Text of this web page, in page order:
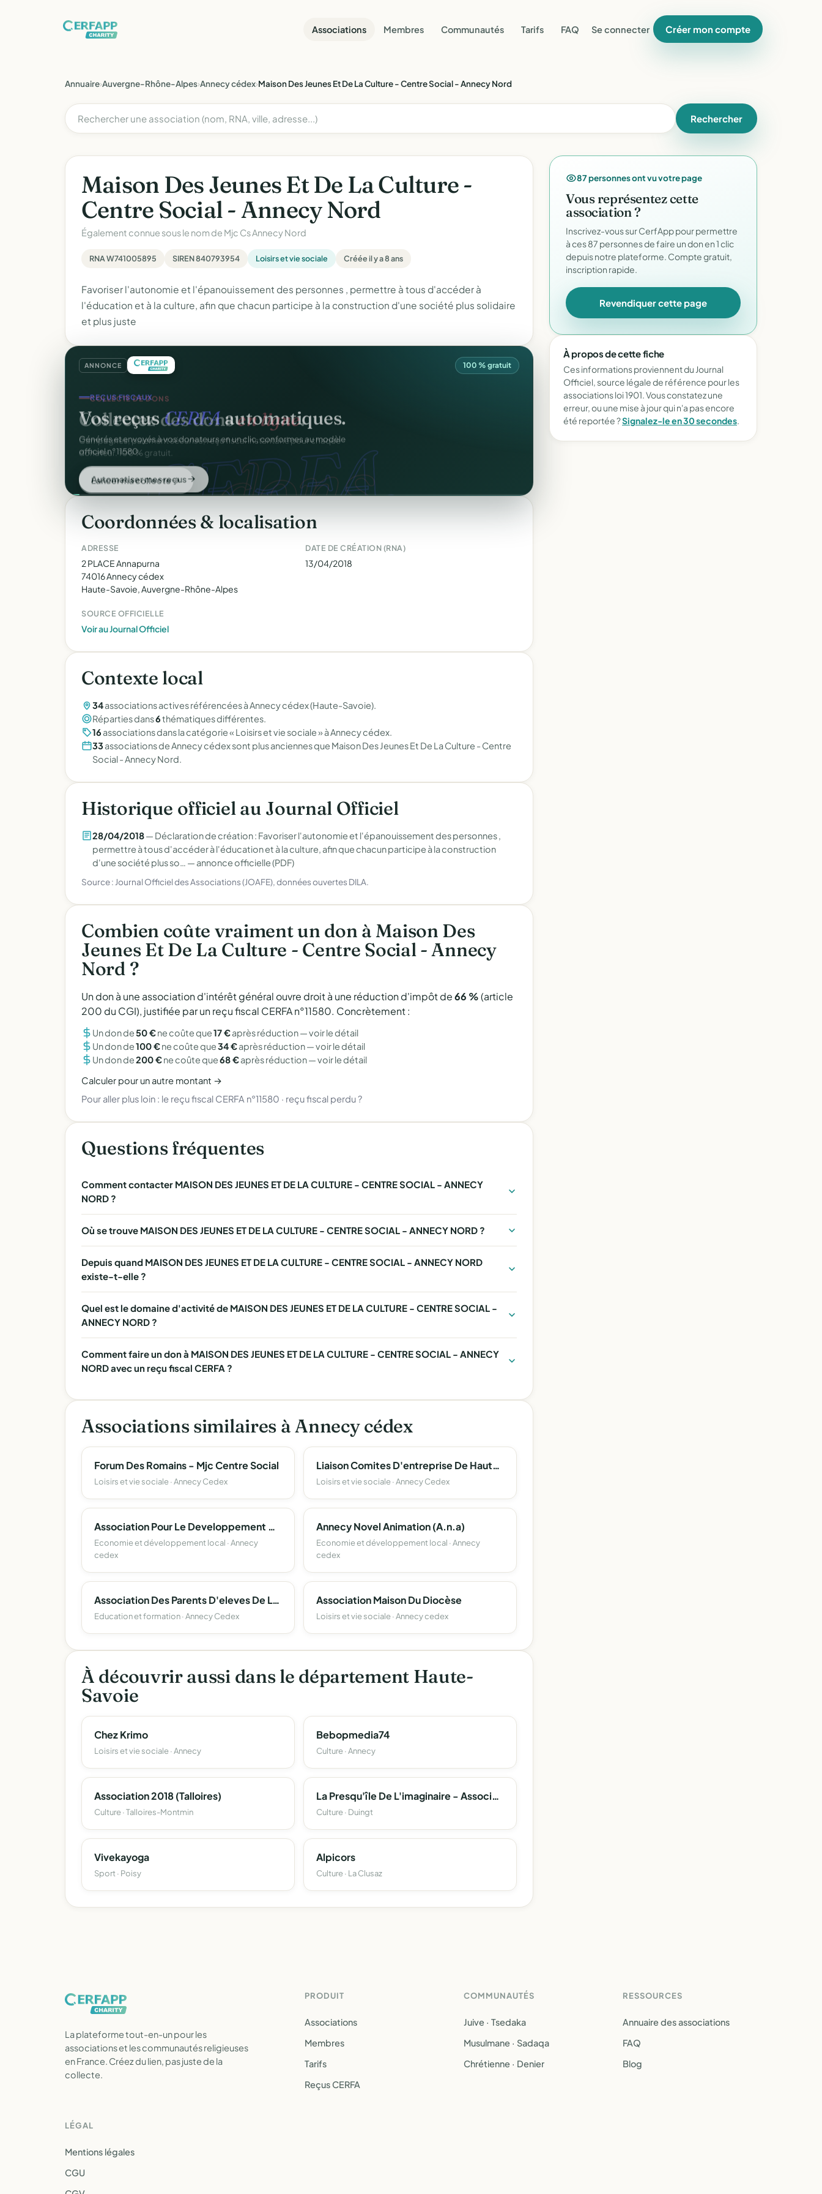
Associations Membres Communautés Tarifs FAQ Se connecter Créer mon compte
Annuaire›Auvergne-Rhône-Alpes›Annecy cédex›Maison Des Jeunes Et De La Culture - Centre Social - Annecy Nord
Rechercher
Maison Des Jeunes Et De La Culture -
Centre Social - Annecy Nord
Également connue sous le nom de Mjc Cs Annecy Nord
RNA W741005895 SIREN 840793954 Loisirs et vie sociale Créée il y a 8 ans
Favoriser l'autonomie et l'épanouissement des personnes , permettre à tous d'accéder à
l'éducation et à la culture, afin que chacun participe à la construction d'une société plus solidaire
et plus juste
ANNONCE 100 % gratuit
CERFA.
REÇUS FISCAUX
Vos reçusCERFAautomatiques.
Générés et envoyés à vos donateurs en un clic, conformes au modèle
officiel n°11580.
Automatiser mes reçus
Coordonnées & localisation
ADRESSE
2 PLACE Annapurna
74016 Annecy cédex
Haute-Savoie, Auvergne-Rhône-Alpes
DATE DE CRÉATION (RNA)
13/04/2018
SOURCE OFFICIELLE
Voir au Journal Officiel
Contexte local
34associations actives référencées à Annecy cédex (Haute-Savoie).
Réparties dans6thématiques différentes.
16 associations dans la catégorie « Loisirs et vie sociale » à Annecy cédex.
33associations de Annecy cédex sont plus anciennes que Maison Des Jeunes Et De La Culture - Centre
Social - Annecy Nord.
Historique officiel au Journal Officiel
28/04/2018— Déclaration de création : Favoriser l'autonomie et l'épanouissement des personnes ,
permettre à tous d'accéder à l'éducation et à la culture, afin que chacun participe à la construction
d'une société plus so… — annonce officielle (PDF)
Source : Journal Officiel des Associations (JOAFE), données ouvertes DILA.
Combien coûte vraiment un don à Maison Des
Jeunes Et De La Culture - Centre Social - Annecy
Nord ?
Un don à une association d'intérêt général ouvre droit à une réduction d'impôt de66 %(article
200 du CGI), justifiée par un reçu fiscal CERFA n°11580. Concrètement :
Un don de50 €ne coûte que17 €après réduction —voir le détail
Un don de100 €ne coûte que34 €après réduction —voir le détail
Un don de200 €ne coûte que68 €après réduction —voir le détail
Calculer pour un autre montant →
Pour aller plus loin : le reçu fiscal CERFA n°11580 · reçu fiscal perdu ?
Questions fréquentes
Comment contacter MAISON DES JEUNES ET DE LA CULTURE - CENTRE SOCIAL - ANNECY
NORD ?
Où se trouve MAISON DES JEUNES ET DE LA CULTURE - CENTRE SOCIAL - ANNECY NORD ?
Depuis quand MAISON DES JEUNES ET DE LA CULTURE - CENTRE SOCIAL - ANNECY NORD
existe-t-elle ?
Quel est le domaine d'activité de MAISON DES JEUNES ET DE LA CULTURE - CENTRE SOCIAL -
ANNECY NORD ?
Comment faire un don à MAISON DES JEUNES ET DE LA CULTURE - CENTRE SOCIAL - ANNECY
NORD avec un reçu fiscal CERFA ?
Associations similaires à Annecy cédex
Forum Des Romains - Mjc Centre Social
Loisirs et vie sociale · Annecy Cedex
Liaison Comites D'entreprise De Haute Savoie (L.c.e. 74)
Loisirs et vie sociale · Annecy Cedex
Association Pour Le Developpement De L'emploi Agricole Et Rural De Haute-Savoie
Economie et développement local · Annecy
cedex
Annecy Novel Animation (A.n.a)
Economie et développement local · Annecy
cedex
Association Des Parents D'eleves De L'enseignement Libre (Apel) Du Departement De La Haute-Savoie
Education et formation · Annecy Cedex
Association Maison Du Diocèse
Loisirs et vie sociale · Annecy cedex
À découvrir aussi dans le département Haute-
Savoie
Chez Krimo
Loisirs et vie sociale · Annecy
Bebopmedia74
Culture · Annecy
Association 2018 (Talloires)
Culture · Talloires-Montmin
La Presqu'île De L'imaginaire - Association D'animation Culturelle Du Site De Châteauvieux - Duingt (Haute-Savoie)
Culture · Duingt
Vivekayoga
Sport · Poisy
Alpicors
Culture · La Clusaz
87 personnes ont vu votre page
Vous représentez cette
association ?
Inscrivez-vous sur CerfApp pour permettre
à ces 87 personnes de faire un don en 1 clic
depuis notre plateforme. Compte gratuit,
inscription rapide.
Revendiquer cette page
À propos de cette fiche
Ces informations proviennent du Journal
Officiel, source légale de référence pour les
associations loi 1901. Vous constatez une
erreur, ou une mise à jour qui n'a pas encore
été reportée ?Signalez-le en 30 secondes.
La plateforme tout-en-un pour les
associations et les communautés religieuses
en France. Créez du lien, pas juste de la
collecte.
PRODUIT
Associations
Membres
Tarifs
Reçus CERFA
COMMUNAUTÉS
Juive · Tsedaka
Musulmane · Sadaqa
Chrétienne · Denier
RESSOURCES
Annuaire des associations
FAQ
Blog
LÉGAL
Mentions légales
CGU